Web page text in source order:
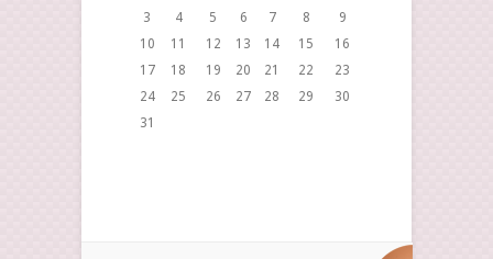
3
4 5 6 7 8
9
10
11 12 13 14 15
16
17
18 19 20 21 22
23
24
25 26 27 28 29
30
31